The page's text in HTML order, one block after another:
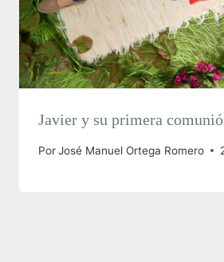
Javier y su primera
PorJosé Manuel Ortega Romero